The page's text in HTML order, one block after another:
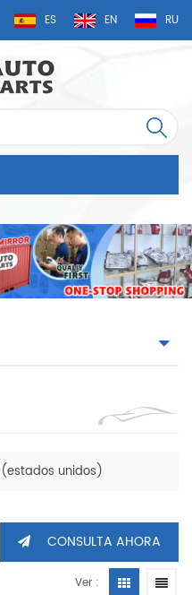
ES EN RU
unidos)
CONSULTA AHORA
Ver :